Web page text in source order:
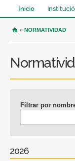
Inicio
USTED SE
» NORMATIVIDAD
Filtrar por
2026